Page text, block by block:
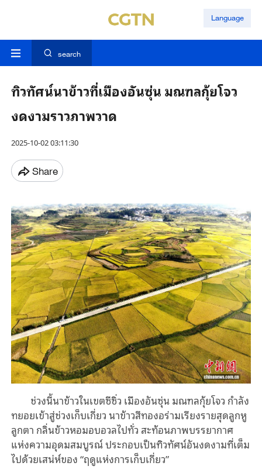
Language
search
ทิวทัศน์นาข้าวที่เมืองอันซุ่น มณฑลกุ้ยโจว
งดงามราวภาพวาด
2025-10-02 03:11:30
Share
ช่วงนี้นาข้าวในเขตซีซิ่ว เมืองอันซุ่น มณฑลกุ้ยโจว กำลัง
ทยอยเข้าสู่ช่วงเก็บเกี่ยว นาข้าวสีทองอร่ามเรียงรายสุดลูกหู
ลูกตา กลิ่นข้าวหอมอบอวลไปทั่ว สะท้อนภาพบรรยากาศ
แห่งความอุดมสมบูรณ์ ประกอบเป็นทิวทัศน์อันงดงามที่เต็ม
ไปด้วยเสน่ห์ของ “ฤดูแห่งการเก็บเกี่ยว”